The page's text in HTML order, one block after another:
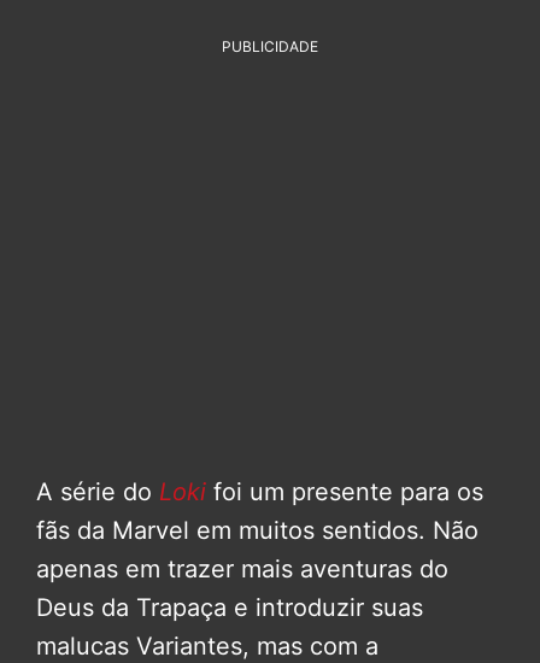
PUBLICIDADE
A série do Loki foi um presente para os
fãs da Marvel em muitos sentidos. Não
apenas em trazer mais aventuras do
Deus da Trapaça e introduzir suas
malucas Variantes, mas com a